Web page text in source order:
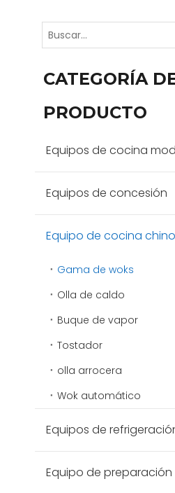
CATEGORÍA
PRODUCTO
Equipos de cocina
Equipos de concesión
Equipo de cocina chino
Gama de woks
Olla de caldo
Buque de vapor
Tostador
olla arrocera
Wok automático
Equipos de